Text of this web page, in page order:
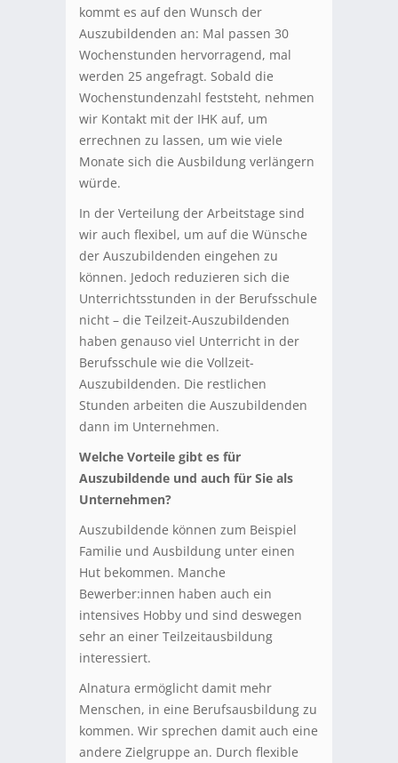
kommt es auf den Wunsch der
Auszubildenden an: Mal passen 30
Wochenstunden hervorragend, mal
werden 25 angefragt. Sobald die
Wochenstundenzahl feststeht, nehmen
wir Kontakt mit der IHK auf, um
errechnen zu lassen, um wie viele
Monate sich die Ausbildung verlängern
würde.
In der Verteilung der Arbeitstage sind
wir auch flexibel, um auf die Wünsche
der Auszubildenden eingehen zu
können. Jedoch reduzieren sich die
Unterrichtsstunden in der Berufsschule
nicht – die Teilzeit-Auszubildenden
haben genauso viel Unterricht in der
Berufsschule wie die Vollzeit-
Auszubildenden. Die restlichen
Stunden arbeiten die Auszubildenden
dann im Unternehmen.
Welche Vorteile gibt es für
Auszubildende und auch für Sie als
Unternehmen?
Auszubildende können zum Beispiel
Familie und Ausbildung unter einen
Hut bekommen. Manche
Bewerber:innen haben auch ein
intensives Hobby und sind deswegen
sehr an einer Teilzeitausbildung
interessiert.
Alnatura ermöglicht damit mehr
Menschen, in eine Berufsausbildung zu
kommen. Wir sprechen damit auch eine
andere Zielgruppe an. Durch flexible